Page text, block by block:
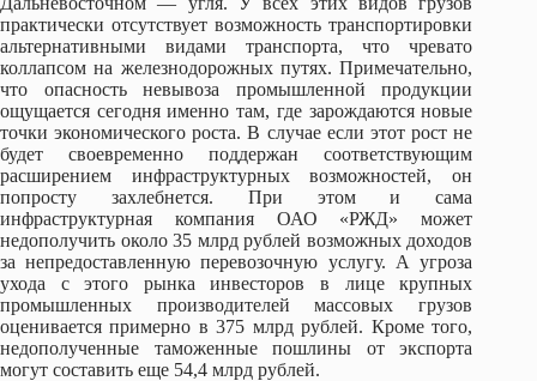
практически отсутствует возможность транспортировки
альтернативными видами транспорта, что чревато
коллапсом на железнодорожных путях. Примечательно,
что опасность невывоза промышленной продукции
ощущается сегодня именно там, где зарождаются новые
точки экономического роста. В случае если этот рост не
будет своевременно поддержан соответствующим
расширением инфраструктурных возможностей, он
попросту захлебнется. При этом и сама
инфраструктурная компания ОАО «РЖД» может
недополучить около 35 млрд рублей возможных доходов
за непредоставленную перевозочную услугу. А угроза
ухода с этого рынка инвесторов в лице крупных
промышленных производителей массовых грузов
оценивается примерно в 375 млрд рублей. Кроме того,
недополученные таможенные пошлины от экспорта
могут составить еще 54,4 млрд рублей.